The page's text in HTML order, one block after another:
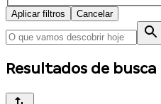
Aplicar filtros Cancelar
Resultados de busca